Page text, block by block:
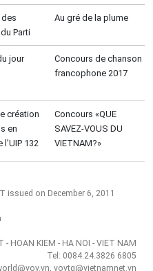
Parti
Au gré de la plume
jour
Concours de chanson
francophone 2017
création
en
l’UIP 132
Concours «QUE
SAVEZ-VOUS DU
VIETNAM?»
issued on December 6, 2011
- HOAN KIEM - HA NOI - VIET NAM
Tel: 0084.24.3826 6805
vovtg@vietnamnet.vn